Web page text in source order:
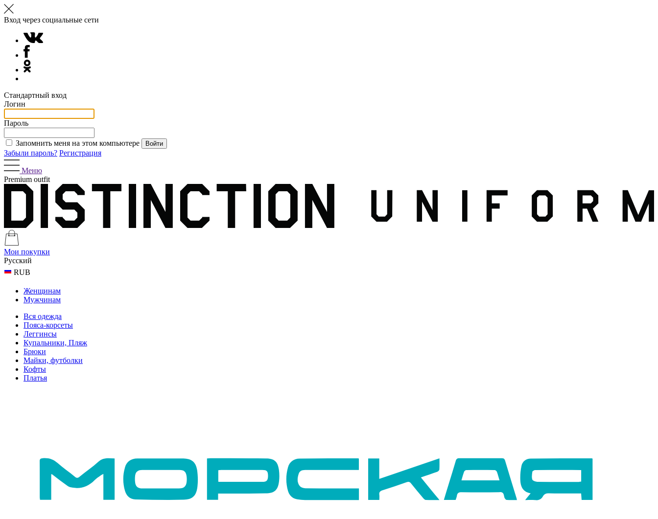
Вход через социальные сети
Стандартный вход
Логин
Пароль
Запомнить меня на этом компьютере
Забыли пароль? Регистрация
Меню
Premium outfit
Мои покупки
Русский
RUB
Женщинам
Мужчинам
Вся одежда
Пояса-корсеты
Леггинсы
Купальники, Пляж
Брюки
Майки, футболки
Кофты
Платья